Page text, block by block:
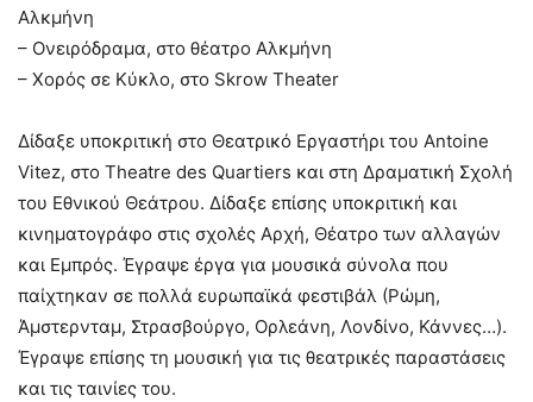
Αλκμήνη
– Ονειρόδραμα, στο θέατρο Αλκμήνη
– Χορός σε Κύκλο, στο Skrow Theater
Δίδαξε υποκριτική στο Θεατρικό Εργαστήρι του Antoine
Vitez, στο Theatre des Quartiers και στη Δραματική Σχολή
του Εθνικού Θεάτρου. Δίδαξε επίσης υποκριτική και
κινηματογράφο στις σχολές Αρχή, Θέατρο των αλλαγών
και Εμπρός. Έγραψε έργα για μουσικά σύνολα που
παίχτηκαν σε πολλά ευρωπαϊκά φεστιβάλ (Ρώμη,
Άμστερνταμ, Στρασβούργο, Ορλεάνη, Λονδίνο, Κάννες…).
Έγραψε επίσης τη μουσική για τις θεατρικές παραστάσεις
και τις ταινίες του.